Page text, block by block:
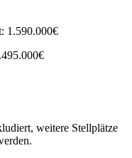
1.590.000€
weitere Stellplätze